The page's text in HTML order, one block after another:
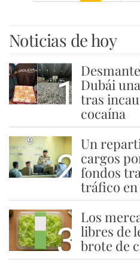
Noticias de hoy
1 Dubái
tras
cocaína
2
Un
cargos
fondos
tráfico
3
Los
libres de
brote de